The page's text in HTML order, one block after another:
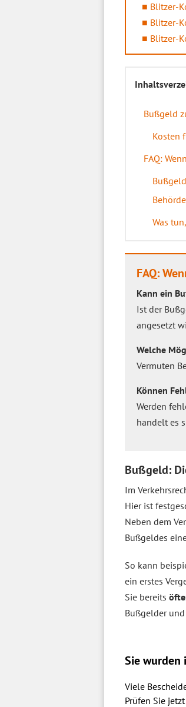
Blitzer-
Blitzer-
Blitzer-
Bußgeld
Kosten
FAQ:
Was
FAQ:
Kann ein
Ist der
angesetzt
Welche
Vermuten
Können
Werden
handelt es
Bußgeld:
Im
Hier ist
Neben dem
Bußgeldes
So kann
ein erstes
Sie bereits
Bußgelder
Sie wurden
Viele
Prüfen Sie